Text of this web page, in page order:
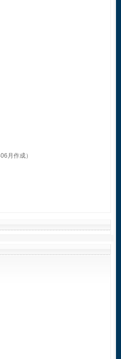
月作成）